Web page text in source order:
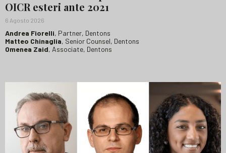
OICR esteri ante 2021
6 Agosto 2026
Andrea Fiorelli, Partner, Dentons
Matteo Chinaglia, Senior Counsel, Dentons
Omenea Zaid, Associate, Dentons